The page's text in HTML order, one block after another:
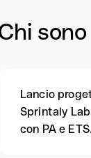
sono
Lancio
Sprintaly
con PA e ETS.